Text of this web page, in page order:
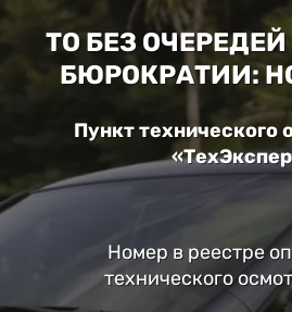
ТО БЕЗ
БЮРОКРАТИИ:
Пункт технического
Номер в реестре
технического